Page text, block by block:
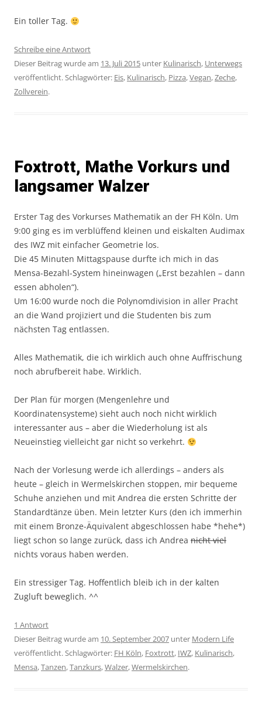
Ein toller Tag.
Schreibe eine Antwort
Dieser Beitrag wurde am 13. Juli 2015 unter Kulinarisch, Unterwegs
veröffentlicht. Schlagwörter: Eis, Kulinarisch, Pizza,Vegan,Zeche,
Zollverein.
Foxtrott, Mathe Vorkurs und
langsamer Walzer
Erster Tag des Vorkurses Mathematik an der FH Köln. Um
9:00 ging es im verblüffend kleinen und eiskalten Audimax
des IWZ mit einfacher Geometrie los.
Die 45 Minuten Mittagspause durfte ich mich in das
Mensa-Bezahl-System hineinwagen („Erst bezahlen – dann
essen abholen“).
Um 16:00 wurde noch die Polynomdivision in aller Pracht
an die Wand projiziert und die Studenten bis zum
nächsten Tag entlassen.
Alles Mathematik, die ich wirklich auch ohne Auffrischung
noch abrufbereit habe. Wirklich.
Der Plan für morgen (Mengenlehre und
Koordinatensysteme) sieht auch noch nicht wirklich
interessanter aus – aber die Wiederholung ist als
Neueinstieg vielleicht gar nicht so verkehrt.
Nach der Vorlesung werde ich allerdings – anders als
heute – gleich in Wermelskirchen stoppen, mir bequeme
Schuhe anziehen und mit Andrea die ersten Schritte der
Standardtänze üben. Mein letzter Kurs (den ich immerhin
mit einem Bronze-Äquivalent abgeschlossen habe *hehe*)
liegt schon so lange zurück, dass ich Andrea nicht viel
nichts voraus haben werden.
Ein stressiger Tag. Hoffentlich bleib ich in der kalten
Zugluft beweglich. ^^
1 Antwort
Dieser Beitrag wurde am 10. September 2007 unter Modern Life
veröffentlicht. Schlagwörter: FH Köln, Foxtrott, IWZ, Kulinarisch,
Mensa,Tanzen,Tanzkurs,Walzer,Wermelskirchen.